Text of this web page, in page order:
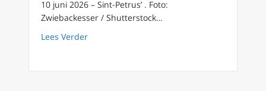
10 juni 2026 – Sint-Petrus’ . Foto:
Zwiebackesser / Shutterstock…
Lees Verderabout Is de Kerk echt zo in problemen als de